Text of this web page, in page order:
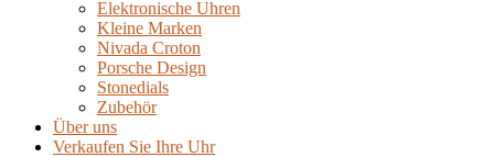
Elektronische Uhren
Kleine Marken
Nivada Croton
Porsche Design
Stonedials
Zubehör
Über uns
Verkaufen Sie Ihre Uhr